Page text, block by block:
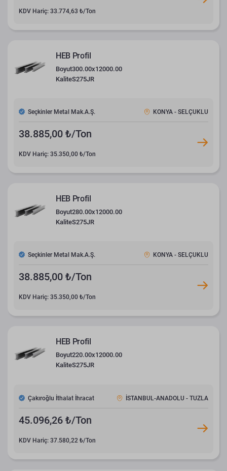
KDV Hariç: 33.774,63 ₺/Ton
HEB Profil
Boyut300.00x12000.00
KaliteS275JR
Seçkinler Metal Mak.A.Ş. KONYA - SELÇUKLU
38.885,00 ₺/Ton
KDV Hariç: 35.350,00 ₺/Ton
HEB Profil
Boyut280.00x12000.00
KaliteS275JR
Seçkinler Metal Mak.A.Ş. KONYA - SELÇUKLU
38.885,00 ₺/Ton
KDV Hariç: 35.350,00 ₺/Ton
HEB Profil
Boyut220.00x12000.00
KaliteS275JR
Çakıroğlu İthalat İhracat İSTANBUL-ANADOLU - TUZLA
45.096,26 ₺/Ton
KDV Hariç: 37.580,22 ₺/Ton